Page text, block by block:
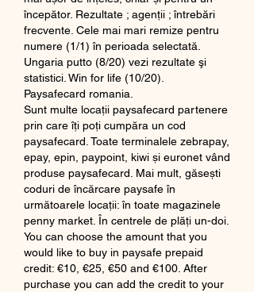
începător. Rezultate ; agenții ; întrebări
frecvente. Cele mai mari remize pentru
numere (1/1) în perioada selectată.
Ungaria putto (8/20) vezi rezultate şi
statistici. Win for life (10/20).
Paysafecard romania.
Sunt multe locații paysafecard partenere
prin care îți poți cumpăra un cod
paysafecard. Toate terminalele zebrapay,
epay, epin, paypoint, kiwi și euronet vând
produse paysafecard. Mai mult, găsești
coduri de încărcare paysafe în
următoarele locații: în toate magazinele
penny market. În centrele de plăți un-doi.
You can choose the amount that you
would like to buy in paysafe prepaid
credit: €10, €25, €50 and €100. After
purchase you can add the credit to your